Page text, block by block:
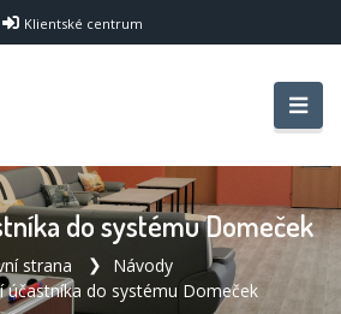
Klientské centrum
do systému Domeček
strana
Návody
účastníka do systému Domeček